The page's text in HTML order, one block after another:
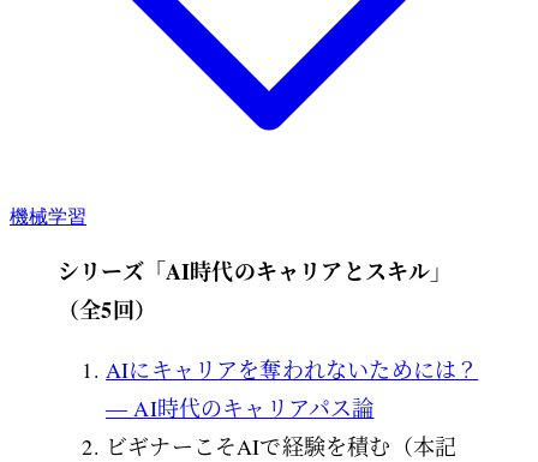
機械学習
シリーズ「AI時代のキャリアとスキル」
（全5回）
AIにキャリアを奪われないためには？
― AI時代のキャリアパス論
ビギナーこそAIで経験を積む（本記